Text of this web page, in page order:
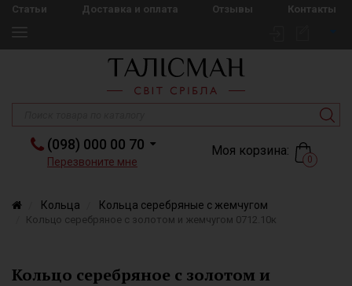
Статьи Доставка и оплата Отзывы Контакты
(098) 000 00 70
Перезвоните мне
Моя корзина:
0
Кольца Кольца серебряные с жемчугом
Кольцо серебряное с золотом и жемчугом 0712.10к
Кольцо серебряное с золотом и